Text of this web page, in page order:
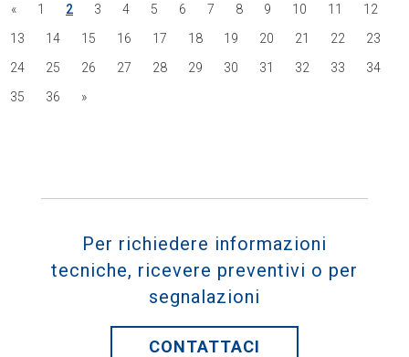
« 1 2 3 4 5 6 7 8 9 10 11
12
13
14 15 16 17 18 19 20 21 22
23
24
25 26 27 28 29 30 31 32 33
34
35
36 »
Per richiedere informazioni
tecniche, ricevere preventivi o per
segnalazioni
CONTATTACI